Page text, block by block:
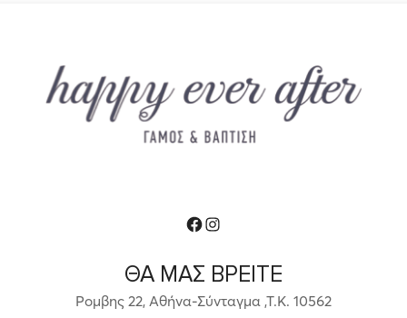
ΘΑ ΜΑΣ ΒΡΕΙΤΕ
Ρομβης 22, Αθήνα-Σύνταγμα ,Τ.Κ. 10562
Facebook
Instagram